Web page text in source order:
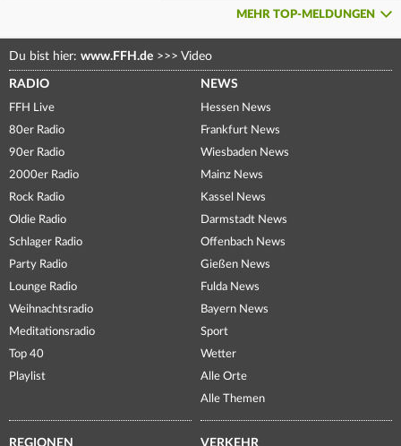
MEHR TOP-MELDUNGEN
Du bist hier: www.FFH.de >>> Video
RADIO
FFH Live
80er Radio
90er Radio
2000er Radio
Rock Radio
Oldie Radio
Schlager Radio
Party Radio
Lounge Radio
Weihnachtsradio
Meditationsradio
Top 40
Playlist
NEWS
Hessen News
Frankfurt News
Wiesbaden News
Mainz News
Kassel News
Darmstadt News
Offenbach News
Gießen News
Fulda News
Bayern News
Sport
Wetter
Alle Orte
Alle Themen
REGIONEN VERKEHR